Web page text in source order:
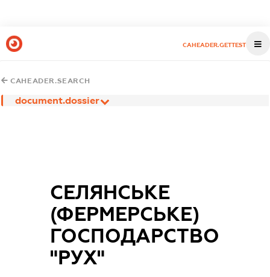
CAHEADER.GETTEST
CAHEADER.SEARCH
document.dossier
СЕЛЯНСЬКЕ
(ФЕРМЕРСЬКЕ)
ГОСПОДАРСТВО
"РУХ"